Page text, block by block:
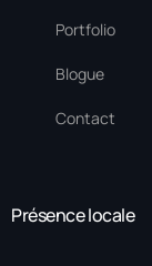
Portfolio
Blogue
Contact
Présence locale